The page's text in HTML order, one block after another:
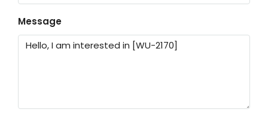
Message